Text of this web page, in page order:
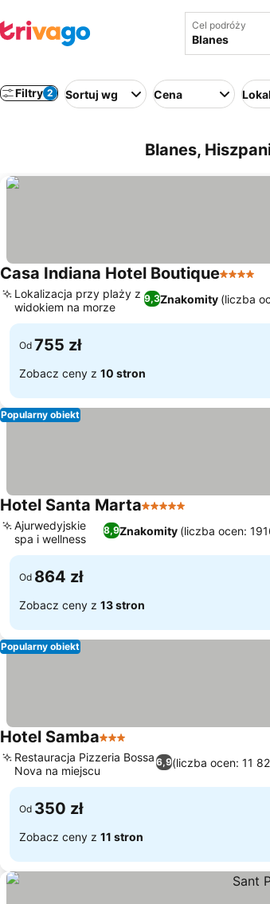
Cel podróży
Filtry 2 Sortuj wg Cena
Blanes,
Casa Indiana Hotel Boutique4
9,3Znakomity (liczba
Lokalizacja przy plaży z
widokiem na morze
Od 755 zł
Zobacz ceny z 10 stron
Popularny obiekt
Hotel Santa Marta5 Kategoria
8,9Znakomity (liczba ocen:
Ajurwedyjskie
spa i wellness
Od 864 zł
Zobacz ceny z 13 stron
Popularny obiekt
Hotel Samba3 Kategoria
6,9(liczba ocen: 11
Restauracja Pizzeria Bossa
Nova na miejscu
Od 350 zł
Zobacz ceny z 11 stron